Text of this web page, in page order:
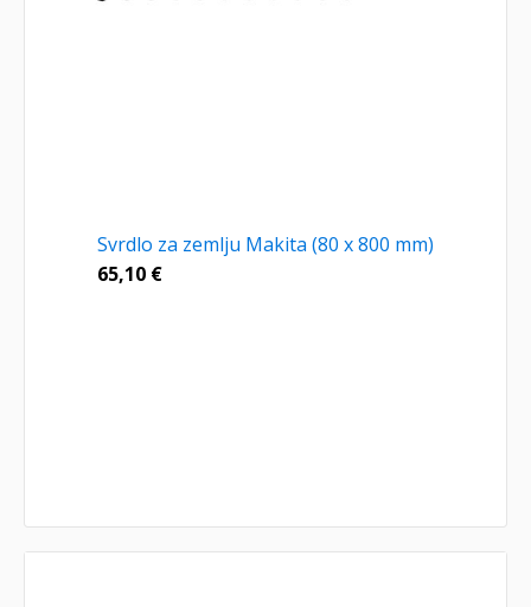
Svrdlo za zemlju Makita (80 x 800 mm)
65,10 €